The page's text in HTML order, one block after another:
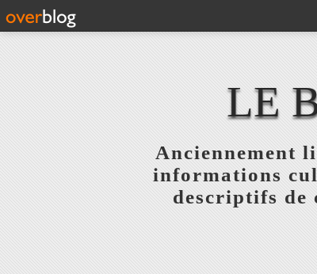
LE
Anciennement
informations
descriptifs